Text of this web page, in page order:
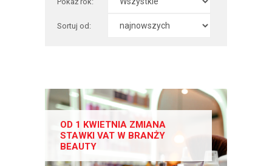
Sortuj od:
OD 1 KWIETNIA ZMIANA
STAWKI VAT W BRANŻY
BEAUTY